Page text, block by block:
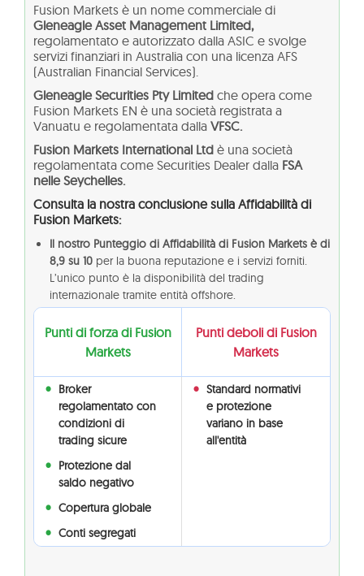
Fusion Markets è un nome commerciale di
Gleneagle Asset Management Limited,
regolamentato e autorizzato dalla ASIC e svolge
servizi finanziari in Australia con una licenza AFS
(Australian Financial Services).
Gleneagle Securities Pty Limited che opera come
Fusion Markets EN è una società registrata a
Vanuatu e regolamentata dalla VFSC.
Fusion Markets International Ltd è una società
regolamentata come Securities Dealer dalla FSA
nelle Seychelles.
Consulta la nostra conclusione sulla Affidabilità di
Fusion Markets:
Il nostro Punteggio di Affidabilità di Fusion Markets è di
8,9 su 10 per la buona reputazione e i servizi forniti.
L’unico punto è la disponibilità del trading
internazionale tramite entità offshore.
Punti di forza di Fusion
Markets
Punti deboli di Fusion
Markets
Broker
regolamentato con
condizioni di
trading sicure
Standard normativi
e protezione
variano in base
all'entità
Protezione dal
saldo negativo
Copertura globale
Conti segregati